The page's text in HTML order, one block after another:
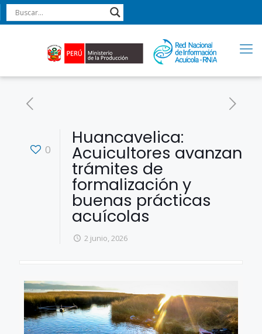
0
Huancavelica:
Acuicultores avanzan
trámites de
formalización y
buenas prácticas
acuícolas
2 junio, 2026